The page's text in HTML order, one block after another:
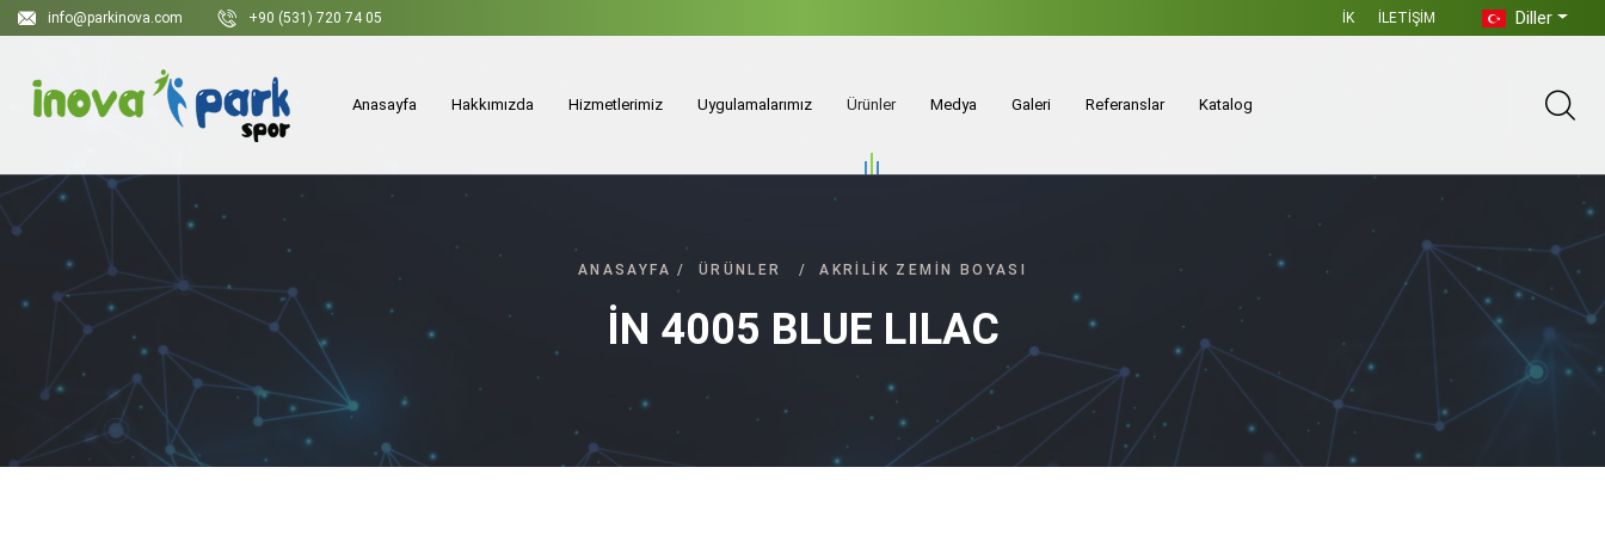
info@parkinova.com +90 (531) 720 74 05 İK İLETIŞIM Diller
Anasayfa Hakkımızda Hizmetlerimiz Uygulamalarımız Ürünler Medya Galeri Referanslar Katalog
ANASAYFA / ÜRÜNLER / AKRILIK ZEMIN BOYASI
İN 4005 BLUE LILAC